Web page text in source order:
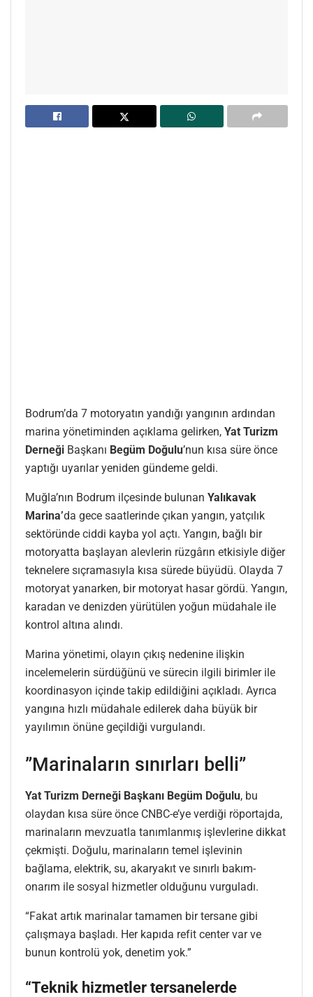
Bodrum’da 7 motoryatın yandığı yangının ardından
marina yönetiminden açıklama gelirken, Yat Turizm
Derneği Başkanı Begüm Doğulu’nun kısa süre önce
yaptığı uyarılar yeniden gündeme geldi.
Muğla’nın Bodrum ilçesinde bulunan Yalıkavak
Marina’da gece saatlerinde çıkan yangın, yatçılık
sektöründe ciddi kayba yol açtı. Yangın, bağlı bir
motoryatta başlayan alevlerin rüzgârın etkisiyle diğer
teknelere sıçramasıyla kısa sürede büyüdü. Olayda 7
motoryat yanarken, bir motoryat hasar gördü. Yangın,
karadan ve denizden yürütülen yoğun müdahale ile
kontrol altına alındı.
Marina yönetimi, olayın çıkış nedenine ilişkin
incelemelerin sürdüğünü ve sürecin ilgili birimler ile
koordinasyon içinde takip edildiğini açıkladı. Ayrıca
yangına hızlı müdahale edilerek daha büyük bir
yayılımın önüne geçildiği vurgulandı.
”Marinaların sınırları belli”
Yat Turizm Derneği Başkanı Begüm Doğulu, bu
olaydan kısa süre önce CNBC-e’ye verdiği röportajda,
marinaların mevzuatla tanımlanmış işlevlerine dikkat
çekmişti. Doğulu, marinaların temel işlevinin
bağlama, elektrik, su, akaryakıt ve sınırlı bakım-
onarım ile sosyal hizmetler olduğunu vurguladı.
“Fakat artık marinalar tamamen bir tersane gibi
çalışmaya başladı. Her kapıda refit center var ve
bunun kontrolü yok, denetim yok.”
“Teknik hizmetler tersanelerde